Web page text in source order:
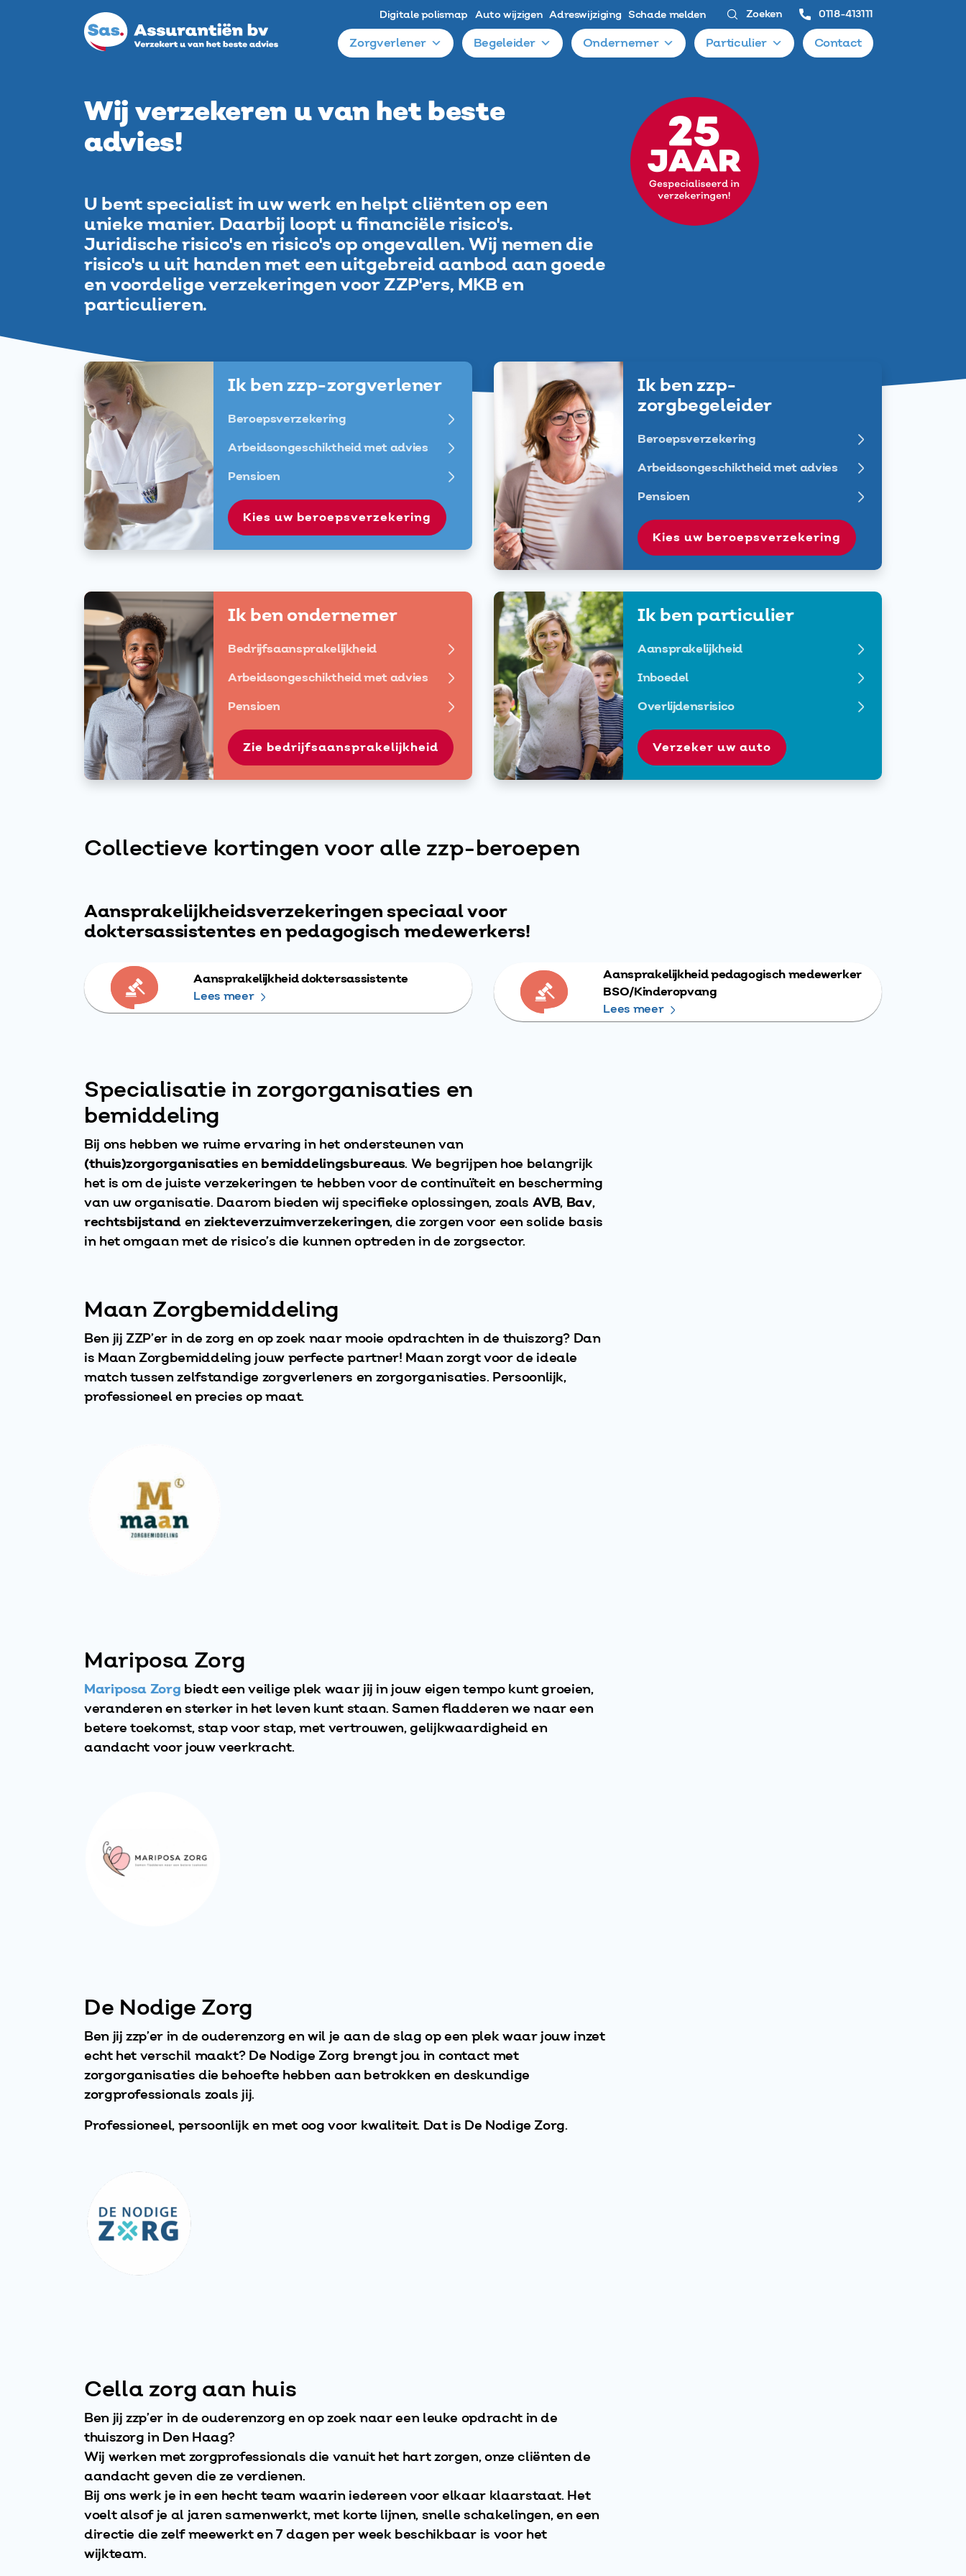
Digitale polismap Auto wijzigen Adreswijziging Schade melden Zoeken 0118-413111
Zorgverlener Begeleider Ondernemer Particulier Contact
Wij verzekeren u van het beste
advies!
U bent specialist in uw werk en helpt cliënten op een
unieke manier. Daarbij loopt u financiële risico's.
Juridische risico's en risico's op ongevallen. Wij nemen die
risico's u uit handen met een uitgebreid aanbod aan goede
en voordelige verzekeringen voor ZZP'ers, MKB en
particulieren.
Ik ben zzp-zorgverlener
Beroepsverzekering
Arbeidsongeschiktheid met advies
Pensioen
Kies uw beroepsverzekering
Ik ben zzp-
zorgbegeleider
Beroepsverzekering
Arbeidsongeschiktheid met advies
Pensioen
Kies uw beroepsverzekering
Ik ben ondernemer
Bedrijfsaansprakelijkheid
Arbeidsongeschiktheid met advies
Pensioen
Zie bedrijfsaansprakelijkheid
Ik ben particulier
Aansprakelijkheid
Inboedel
Overlijdensrisico
Verzeker uw auto
Collectieve kortingen voor alle zzp-beroepen
Aansprakelijkheidsverzekeringen speciaal voor
doktersassistentes en pedagogisch medewerkers!
Aansprakelijkheid doktersassistente
Lees meer
Aansprakelijkheid pedagogisch medewerker
BSO/Kinderopvang
Lees meer
Specialisatie in zorgorganisaties en
bemiddeling
Bij ons hebben we ruime ervaring in het ondersteunen van
(thuis)zorgorganisaties en bemiddelingsbureaus. We begrijpen hoe belangrijk
het is om de juiste verzekeringen te hebben voor de continuïteit en bescherming
van uw organisatie. Daarom bieden wij specifieke oplossingen, zoals AVB, Bav,
rechtsbijstanden ziekteverzuimverzekeringen, die zorgen voor een solide basis
in het omgaan met de risico’s die kunnen optreden in de zorgsector.
Maan Zorgbemiddeling
Ben jij ZZP’er in de zorg en op zoek naar mooie opdrachten in de thuiszorg? Dan
is Maan Zorgbemiddeling jouw perfecte partner! Maan zorgt voor de ideale
match tussen zelfstandige zorgverleners en zorgorganisaties. Persoonlijk,
professioneel en precies op maat.
Mariposa Zorg
Mariposa Zorg biedt een veilige plek waar jij in jouw eigen tempo kunt groeien,
veranderen en sterker in het leven kunt staan. Samen fladderen we naar een
betere toekomst, stap voor stap, met vertrouwen, gelijkwaardigheid en
aandacht voor jouw veerkracht.
De Nodige Zorg
Ben jij zzp’er in de ouderenzorg en wil je aan de slag op een plek waar jouw inzet
echt het verschil maakt? De Nodige Zorg brengt jou in contact met
zorgorganisaties die behoefte hebben aan betrokken en deskundige
zorgprofessionals zoals jij.
Professioneel, persoonlijk en met oog voor kwaliteit. Dat is De Nodige Zorg.
Cella zorg aan huis
Ben jij zzp’er in de ouderenzorg en op zoek naar een leuke opdracht in de
thuiszorg in Den Haag?
Wij werken met zorgprofessionals die vanuit het hart zorgen, onze cliënten de
aandacht geven die ze verdienen.
Bij ons werk je in een hecht team waarin iedereen voor elkaar klaarstaat. Het
voelt alsof je al jaren samenwerkt, met korte lijnen, snelle schakelingen, en een
directie die zelf meewerkt en 7 dagen per week beschikbaar is voor het
wijkteam.